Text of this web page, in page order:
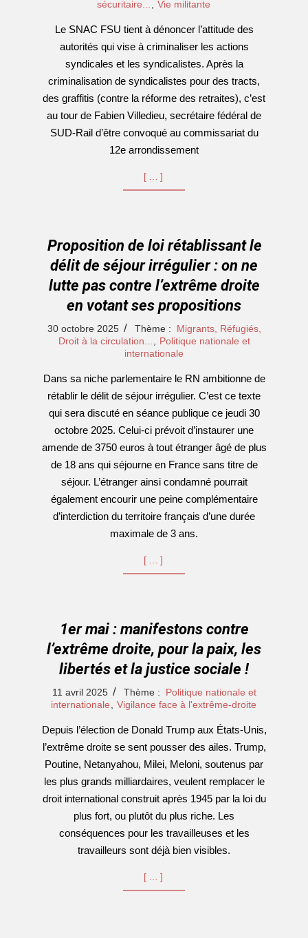
sécuritaire... Vie militante
Le SNAC FSU tient à dénoncer l’attitude des
autorités qui vise à criminaliser les actions
syndicales et les syndicalistes. Après la
criminalisation de syndicalistes pour des tracts,
des graffitis (contre la réforme des retraites), c’est
au tour de Fabien Villedieu, secrétaire fédéral de
SUD-Rail d’être convoqué au commissariat du
12e arrondissement
[…]
Proposition de loi rétablissant le
délit de séjour irrégulier : on ne
lutte pas contre l’extrême droite
en votant ses propositions
2025-
30 octobre 2025 Thème :
Migrants, Réfugiés,
Droit à la circulation...
Politique nationale et
internationale
Dans sa niche parlementaire le RN ambitionne de
rétablir le délit de séjour irrégulier. C’est ce texte
qui sera discuté en séance publique ce jeudi 30
octobre 2025. Celui-ci prévoit d’instaurer une
amende de 3750 euros à tout étranger âgé de plus
de 18 ans qui séjourne en France sans titre de
séjour. L’étranger ainsi condamné pourrait
également encourir une peine complémentaire
d’interdiction du territoire français d’une durée
maximale de 3 ans.
[…]
1er mai : manifestons contre
l’extrême droite, pour la paix, les
libertés et la justice sociale !
2025-
04-
11 avril 2025 Thème :
Politique nationale et
internationale
Vigilance face à l'extrême-droite
Depuis l’élection de Donald Trump aux États-Unis,
l’extrême droite se sent pousser des ailes. Trump,
Poutine, Netanyahou, Milei, Meloni, soutenus par
les plus grands milliardaires, veulent remplacer le
droit international construit après 1945 par la loi du
plus fort, ou plutôt du plus riche. Les
conséquences pour les travailleuses et les
travailleurs sont déjà bien visibles.
[…]